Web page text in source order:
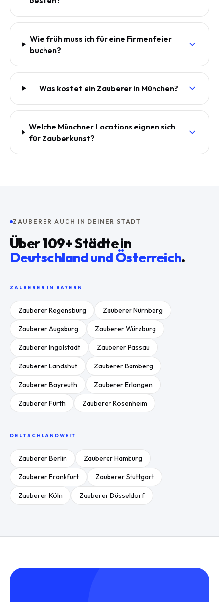
Wie früh muss ich für eine Firmenfeier
buchen?
Was kostet ein Zauberer in München?
Welche Münchner Locations eignen sich
für Zauberkunst?
ZAUBERER AUCH IN DEINER STADT
Über109+ Städte in
Deutschland und Österreich.
ZAUBERER IN BAYERN
ZaubererRegensburg ZaubererNürnberg
ZaubererAugsburg ZaubererWürzburg
ZaubererIngolstadt ZaubererPassau
ZaubererLandshut ZaubererBamberg
ZaubererBayreuth ZaubererErlangen
ZaubererFürth ZaubererRosenheim
DEUTSCHLANDWEIT
ZaubererBerlin ZaubererHamburg
ZaubererFrankfurt ZaubererStuttgart
ZaubererKöln ZaubererDüsseldorf